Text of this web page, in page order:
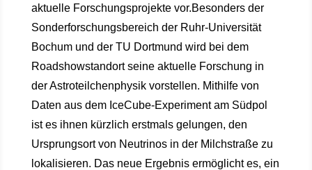
aktuelle Forschungsprojekte vor.Besonders der
Sonderforschungsbereich der Ruhr-Universität
Bochum und der TU Dortmund wird bei dem
Roadshowstandort seine aktuelle Forschung in
der Astroteilchenphysik vorstellen. Mithilfe von
Daten aus dem IceCube-Experiment am Südpol
ist es ihnen kürzlich erstmals gelungen, den
Ursprungsort von Neutrinos in der Milchstraße zu
lokalisieren. Das neue Ergebnis ermöglicht es, ein